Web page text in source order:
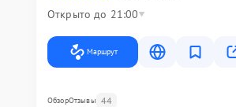
Открыто до 21:00
Маршрут
ОбзорОтзывы 44